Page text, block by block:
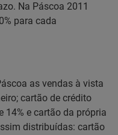
Na Páscoa 2011
para cada
as vendas à vista
cartão de crédito
14% e cartão da própria
distribuídas: cartão